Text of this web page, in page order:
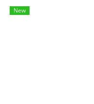
งานปั้มขนาดเล็ก งานพัดลม
New